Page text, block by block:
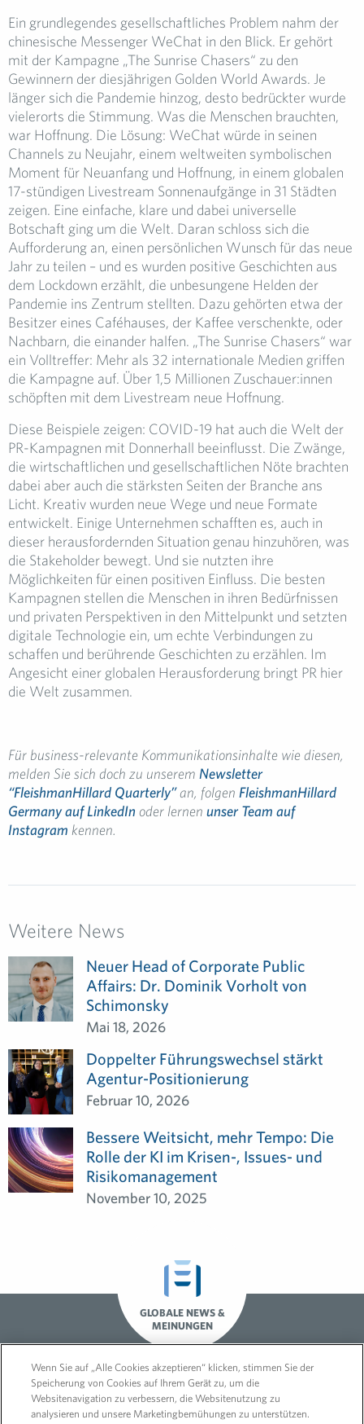
Ein grundlegendes gesellschaftliches Problem nahm der
chinesische Messenger WeChat in den Blick. Er gehört
mit der Kampagne „The Sunrise Chasers“ zu den
Gewinnern der diesjährigen Golden World Awards. Je
länger sich die Pandemie hinzog, desto bedrückter wurde
vielerorts die Stimmung. Was die Menschen brauchten,
war Hoffnung. Die Lösung: WeChat würde in seinen
Channels zu Neujahr, einem weltweiten symbolischen
Moment für Neuanfang und Hoffnung, in einem globalen
17-stündigen Livestream Sonnenaufgänge in 31 Städten
zeigen. Eine einfache, klare und dabei universelle
Botschaft ging um die Welt. Daran schloss sich die
Aufforderung an, einen persönlichen Wunsch für das neue
Jahr zu teilen – und es wurden positive Geschichten aus
dem Lockdown erzählt, die unbesungene Helden der
Pandemie ins Zentrum stellten. Dazu gehörten etwa der
Besitzer eines Caféhauses, der Kaffee verschenkte, oder
Nachbarn, die einander halfen. „The Sunrise Chasers“ war
ein Volltreffer: Mehr als 32 internationale Medien griffen
die Kampagne auf. Über 1,5 Millionen Zuschauer:innen
schöpften mit dem Livestream neue Hoffnung.
Diese Beispiele zeigen: COVID-19 hat auch die Welt der
PR-Kampagnen mit Donnerhall beeinflusst. Die Zwänge,
die wirtschaftlichen und gesellschaftlichen Nöte brachten
dabei aber auch die stärksten Seiten der Branche ans
Licht. Kreativ wurden neue Wege und neue Formate
entwickelt. Einige Unternehmen schafften es, auch in
dieser herausfordernden Situation genau hinzuhören, was
die Stakeholder bewegt. Und sie nutzten ihre
Möglichkeiten für einen positiven Einfluss. Die besten
Kampagnen stellen die Menschen in ihren Bedürfnissen
und privaten Perspektiven in den Mittelpunkt und setzten
digitale Technologie ein, um echte Verbindungen zu
schaffen und berührende Geschichten zu erzählen. Im
Angesicht einer globalen Herausforderung bringt PR hier
die Welt zusammen.
Für business-relevante Kommunikationsinhalte wie diesen,
melden Sie sich doch zu unserem Newsletter
“FleishmanHillard Quarterly”an, folgen FleishmanHillard
Germany auf LinkedIn oder lernen unser Team auf
Instagram kennen.
Weitere News
Neuer Head of Corporate Public
Affairs: Dr. Dominik Vorholt von
Schimonsky
Mai 18, 2026
Doppelter Führungswechsel stärkt
Agentur-Positionierung
Februar 10, 2026
Bessere Weitsicht, mehr Tempo: Die
Rolle der KI im Krisen-, Issues- und
Risikomanagement
November 10, 2025
GLOBALE NEWS &
MEINUNGEN
Wenn Sie auf „Alle Cookies akzeptieren“ klicken, stimmen Sie der
Speicherung von Cookies auf Ihrem Gerät zu, um die
Websitenavigation zu verbessern, die Websitenutzung zu
analysieren und unsere Marketingbemühungen zu unterstützen.